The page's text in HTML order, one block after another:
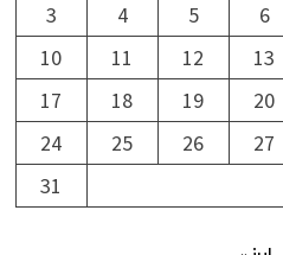
3
4 5 6
10
11 12 13
17
18 19 20
24
25 26 27
31